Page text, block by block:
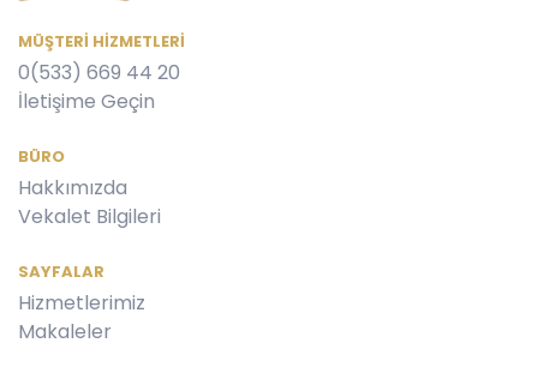
MÜŞTERI HIZMETLERI
0(533) 669 44 20
İletişime Geçin
BÜRO
Hakkımızda
Vekalet Bilgileri
SAYFALAR
Hizmetlerimiz
Makaleler